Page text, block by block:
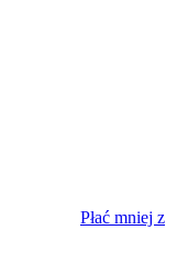
Płać mniej z